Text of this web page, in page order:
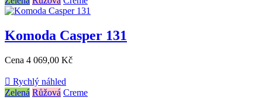
Komoda Casper 131
Cena 4 069,00 Kč
 Rychlý náhled
Zelená Růžová Creme